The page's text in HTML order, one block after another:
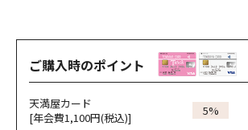
ご購入時のポイント
天満屋カード
[年会費1,100円(税込)]
5%